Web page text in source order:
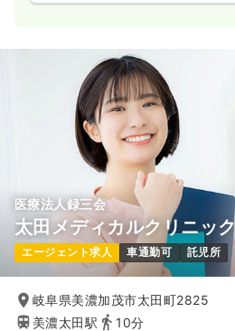
医療法人録三会
太田メディカルクリニック
エージェント求人 車通勤可 託児所
岐阜県美濃加茂市太田町2825
美濃太田駅
10分